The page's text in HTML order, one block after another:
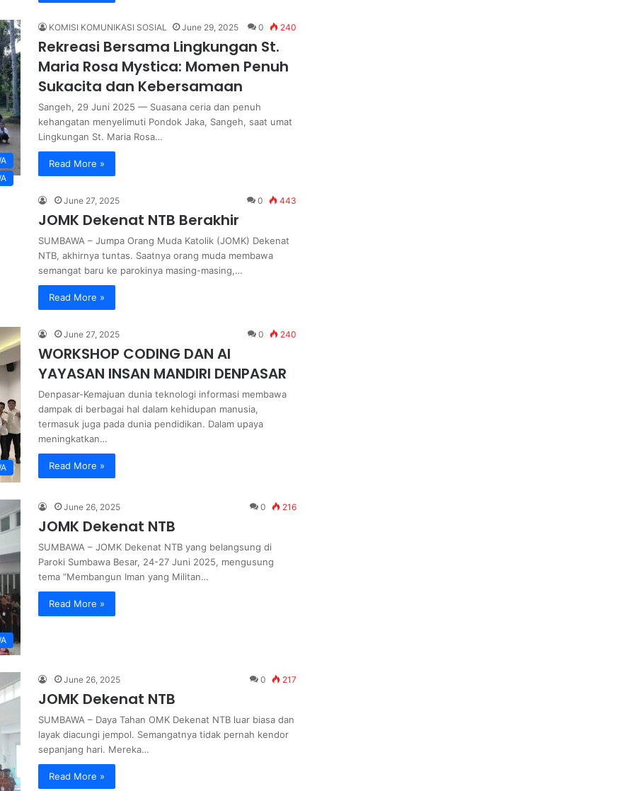
KOMISI KOMUNIKASI SOSIAL June 29, 2025 0 240
Rekreasi Bersama Lingkungan St.
Maria Rosa Mystica: Momen Penuh
Sukacita dan Kebersamaan
Sangeh, 29 Juni 2025 — Suasana ceria dan penuh
kehangatan menyelimuti Pondok Jaka, Sangeh, saat umat
Lingkungan St. Maria Rosa…
Read More »
June 27, 2025 0 443
JOMK Dekenat NTB Berakhir
SUMBAWA – Jumpa Orang Muda Katolik (JOMK) Dekenat
NTB, akhirnya tuntas. Saatnya orang muda membawa
semangat baru ke parokinya masing-masing,…
Read More »
June 27, 2025 0 240
WORKSHOP CODING DAN AI
YAYASAN INSAN MANDIRI DENPASAR
Denpasar-Kemajuan dunia teknologi informasi membawa
dampak di berbagai hal dalam kehidupan manusia,
termasuk juga pada dunia pendidikan. Dalam upaya
meningkatkan…
Read More »
June 26, 2025 0 216
JOMK Dekenat NTB
SUMBAWA – JOMK Dekenat NTB yang belangsung di
Paroki Sumbawa Besar, 24-27 Juni 2025, mengusung
tema “Membangun Iman yang Militan…
Read More »
June 26, 2025 0 217
JOMK Dekenat NTB
SUMBAWA – Daya Tahan OMK Dekenat NTB luar biasa dan
layak diacungi jempol. Semangatnya tidak pernah kendor
sepanjang hari. Mereka…
Read More »